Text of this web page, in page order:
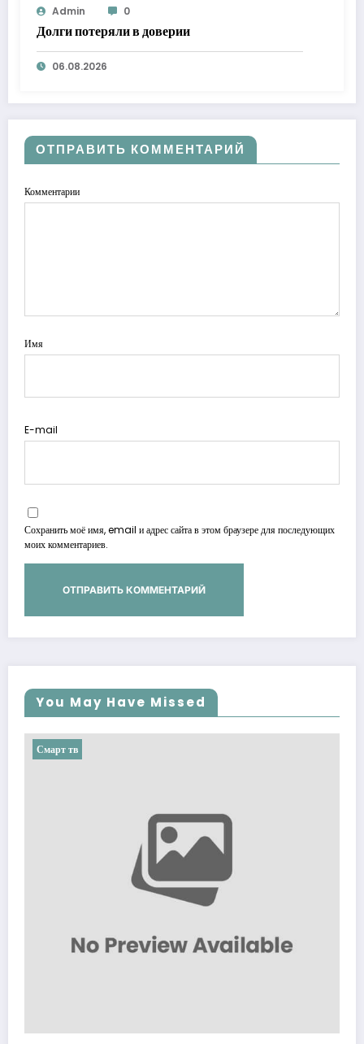
Admin 0
Долги потеряли в доверии
06.08.2026
ОТПРАВИТЬ КОММЕНТАРИЙ
Комментарии
Имя
E-mail
Сохранить моё имя, email и адрес сайта в этом браузере для последующих
моих комментариев.
You May Have Missed
Смарт тв